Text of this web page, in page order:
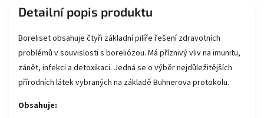
Detailní popis produktu
Boreliset obsahuje čtyři základní pilíře řešení zdravotních
problémů v souvislosti s boreliózou. Má příznivý vliv na imunitu,
zánět, infekci a detoxikaci. Jedná se o výběr nejdůležitějších
přírodních látek vybraných na základě Buhnerova protokolu.
Obsahuje: